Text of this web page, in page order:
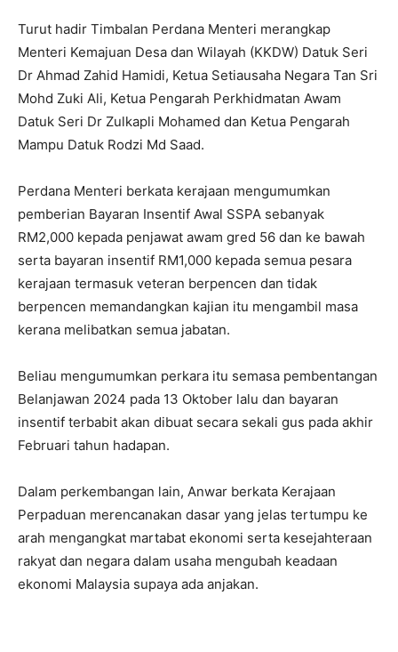
Turut hadir Timbalan Perdana Menteri merangkap
Menteri Kemajuan Desa dan Wilayah (KKDW) Datuk Seri
Dr Ahmad Zahid Hamidi, Ketua Setiausaha Negara Tan Sri
Mohd Zuki Ali, Ketua Pengarah Perkhidmatan Awam
Datuk Seri Dr Zulkapli Mohamed dan Ketua Pengarah
Mampu Datuk Rodzi Md Saad.
Perdana Menteri berkata kerajaan mengumumkan
pemberian Bayaran Insentif Awal SSPA sebanyak
RM2,000 kepada penjawat awam gred 56 dan ke bawah
serta bayaran insentif RM1,000 kepada semua pesara
kerajaan termasuk veteran berpencen dan tidak
berpencen memandangkan kajian itu mengambil masa
kerana melibatkan semua jabatan.
Beliau mengumumkan perkara itu semasa pembentangan
Belanjawan 2024 pada 13 Oktober lalu dan bayaran
insentif terbabit akan dibuat secara sekali gus pada akhir
Februari tahun hadapan.
Dalam perkembangan lain, Anwar berkata Kerajaan
Perpaduan merencanakan dasar yang jelas tertumpu ke
arah mengangkat martabat ekonomi serta kesejahteraan
rakyat dan negara dalam usaha mengubah keadaan
ekonomi Malaysia supaya ada anjakan.